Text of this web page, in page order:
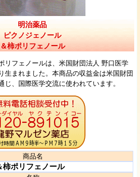
明治薬品
ピクノジェノール
＆柿ポリフェノール
リフェノールは、米国財団法人 野口医学
生まれました。本商品の収益金は米国財団
じ、国際医学交流に使われています。
商品名
柿ポリフェノール